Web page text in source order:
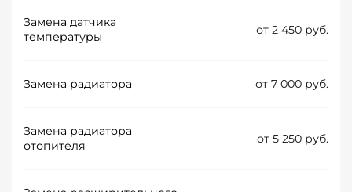
Замена датчика
температуры
от 2 450 руб.
Замена радиатора от 7 000 руб.
Замена радиатора
отопителя
от 5 250 руб.